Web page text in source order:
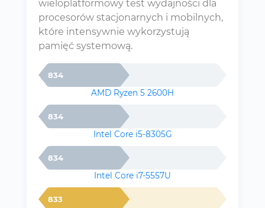
wieloplatformowy test wydajności dla
procesorów stacjonarnych i mobilnych,
które intensywnie wykorzystują
pamięć systemową.
834
AMD Ryzen 5 2600H
834
Intel Core i5-8305G
834
Intel Core i7-5557U
833